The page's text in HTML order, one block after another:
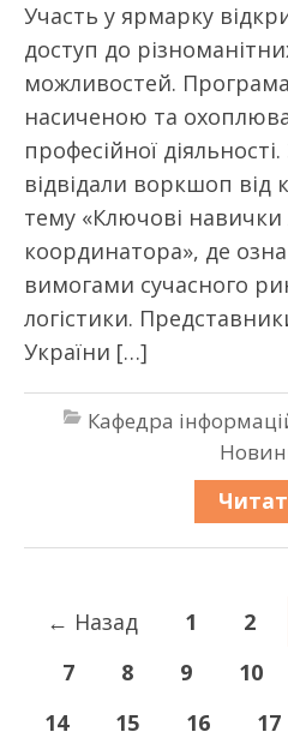
Участь у ярмарку
доступ до
можливостей.
насиченою та
професійної
відвідали воркшоп від
тему «Ключові навички
координатора», де
вимогами сучасного
логістики.
України […]
Кафедра
← Назад 1 2
7
8 9 10
14
15 16 17